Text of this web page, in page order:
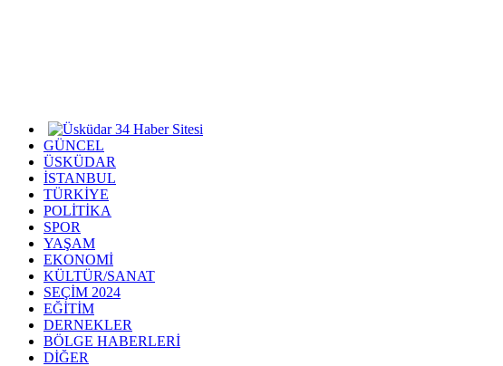
GÜNCEL
ÜSKÜDAR
İSTANBUL
TÜRKİYE
POLİTİKA
SPOR
YAŞAM
EKONOMİ
KÜLTÜR/SANAT
SEÇİM 2024
EĞİTİM
DERNEKLER
BÖLGE HABERLERİ
DİĞER